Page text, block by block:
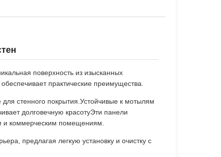
поверхность из изысканных
практические преимущества.
для стенного покрытия.Устойчивые к мотылям
долговечную красотуЭти панели
и коммерческим помещениям.
предлагая легкую установку и очистку с